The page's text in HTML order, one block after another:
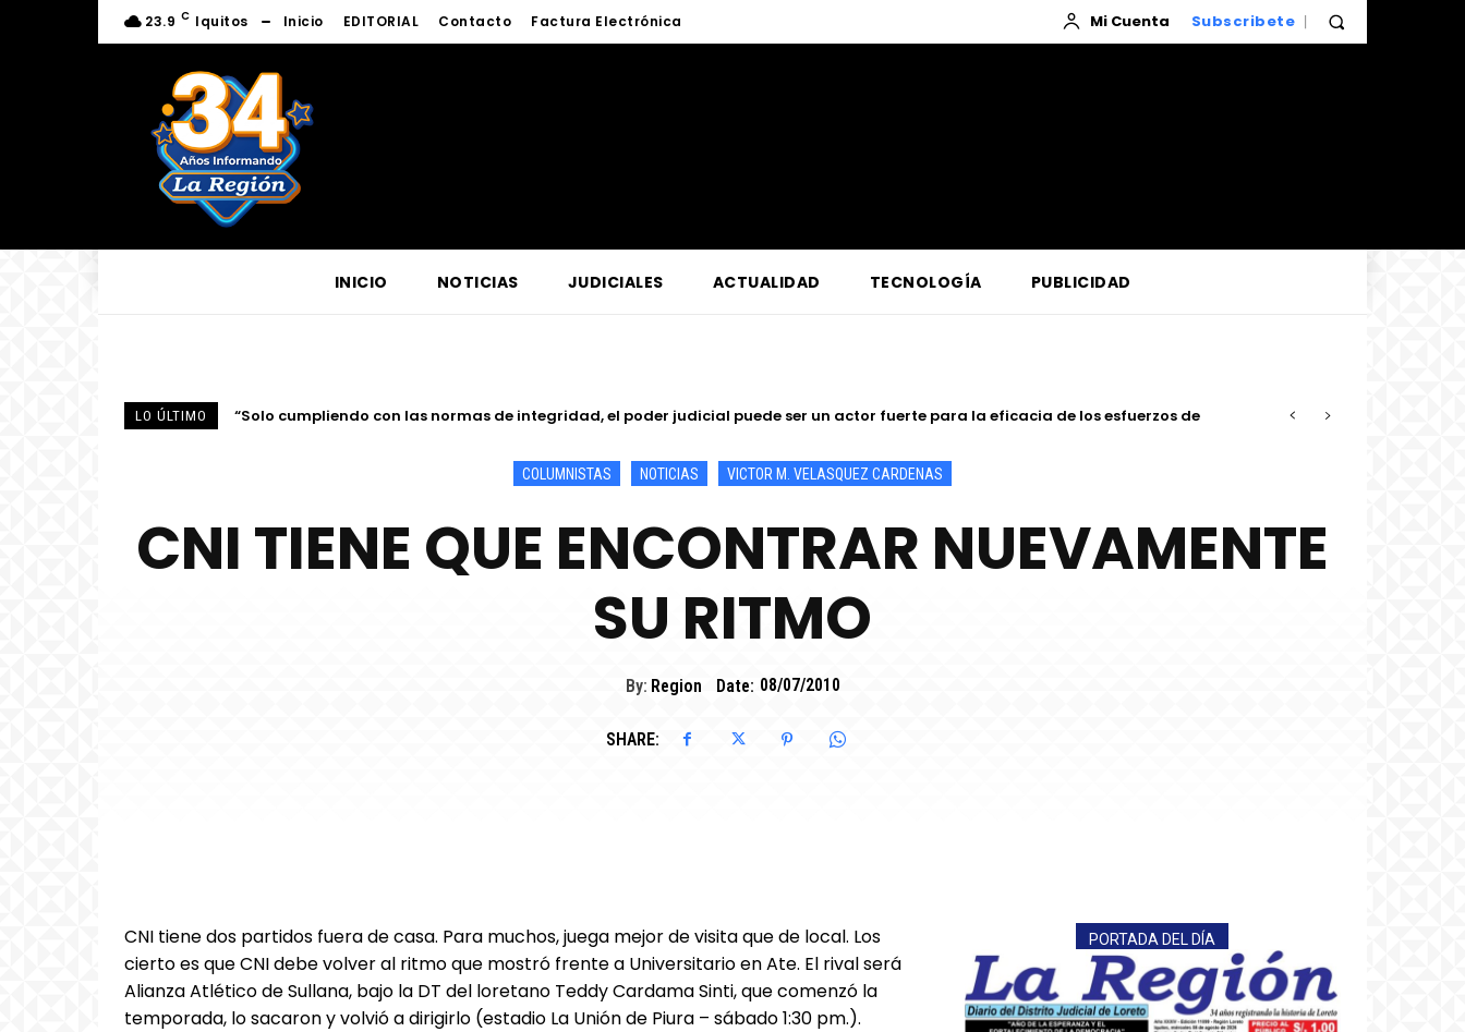
23.9 C Iquitos Inicio EDITORIAL Contacto Factura Electrónica Mi Cuenta Subscribete
INICIO NOTICIAS JUDICIALES ACTUALIDAD TECNOLOGÍA PUBLICIDAD
LO ÚLTIMO
“Solo cumpliendo con las normas de integridad, el poder judicial puede ser un actor fuerte para la eficacia de los esfuerzos de
Discurso por el Día del Juez y la Jueza del Dr. Reynaldo Elías Cajamarca Porras
COLUMNISTAS NOTICIAS VICTOR M. VELASQUEZ CARDENAS
CNI TIENE QUE ENCONTRAR NUEVAMENTE
SU RITMO
By: Region Date: 08/07/2010
SHARE:
CNI tiene dos partidos fuera de casa. Para muchos, juega mejor de visita que de local. Los
cierto es que CNI debe volver al ritmo que mostró frente a Universitario en Ate. El rival será
Alianza Atlético de Sullana, bajo la DT del loretano Teddy Cardama Sinti, que comenzó la
temporada, lo sacaron y volvió a dirigirlo (estadio La Unión de Piura – sábado 1:30 pm.).
PORTADA DEL DÍA